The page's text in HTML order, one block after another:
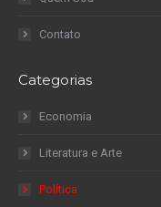
Contato
Categorias
Economia
Literatura e Arte
Política